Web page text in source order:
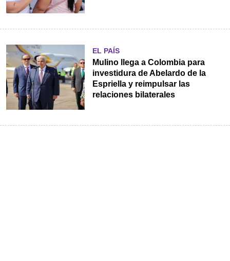
EL PAÍS
Mulino llega a Colombia para
investidura de Abelardo de la
Espriella y reimpulsar las
relaciones bilaterales